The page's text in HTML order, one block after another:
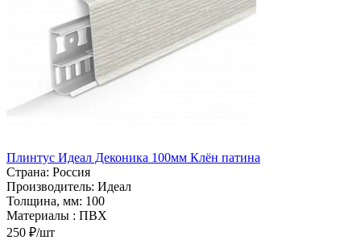
Плинтус Идеал Деконика 100мм Клён патина
Страна: Россия
Производитель: Идеал
Толщина, мм: 100
Материалы : ПВХ
250 ₽/шт